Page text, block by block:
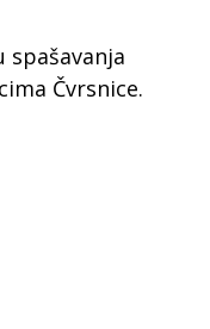
spašavanja
Čvrsnice.